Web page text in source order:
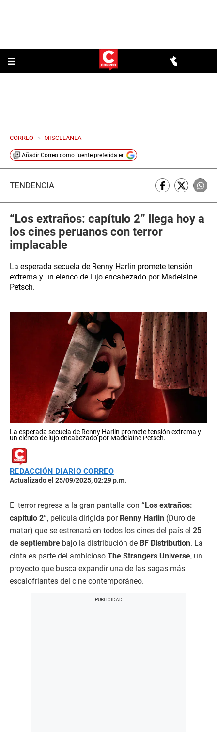
CORREO > MISCELANEA
Añadir Correo como fuente preferida en
TENDENCIA
“Los extraños: capítulo 2” llega hoy a
los cines peruanos con terror
implacable
La esperada secuela de Renny Harlin promete tensión
extrema y un elenco de lujo encabezado por Madelaine
Petsch.
La esperada secuela de Renny Harlin promete tensión extrema y
un elenco de lujo encabezado por Madelaine Petsch.
REDACCIÓN DIARIO CORREO
Actualizado el 25/09/2025, 02:29 p.m.
El terror regresa a la gran pantalla con “Los extraños:
capítulo 2”, película dirigida por Renny Harlin (Duro de
matar) que se estrenará en todos los cines del país el 25
de septiembre bajo la distribución de BF Distribution. La
cinta es parte del ambicioso The Strangers Universe, un
proyecto que busca expandir una de las sagas más
escalofriantes del cine contemporáneo.